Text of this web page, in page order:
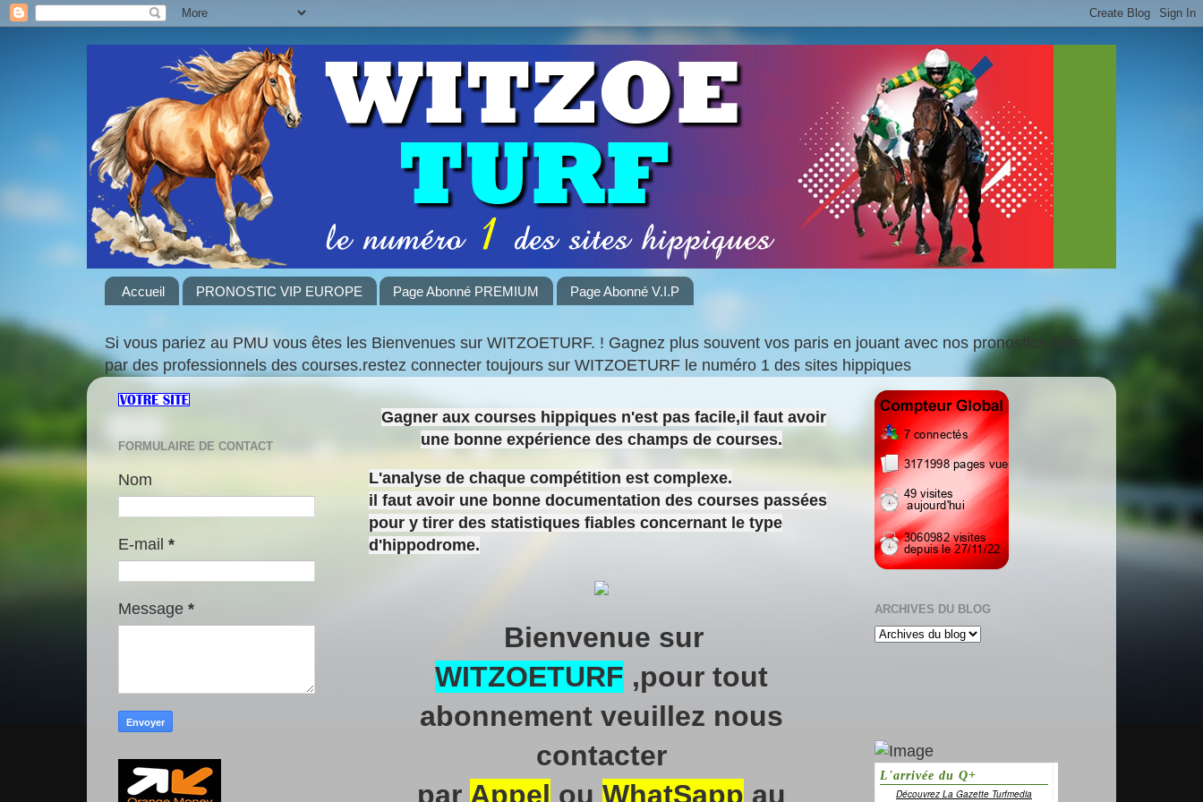
Accueil PRONOSTIC VIP EUROPE Page Abonné PREMIUM Page Abonné V.I.P
Si vous pariez au PMU vous êtes les Bienvenues sur WITZOETURF. ! Gagnez plus souvent vos paris en jouant avec nos pronostics faits
par des professionnels des courses.restez connecter toujours sur WITZOETURF le numéro 1 des sites hippiques
Gagner aux courses hippiques n'est pas facile,il faut avoir
une bonne expérience des champs de courses.
L'analyse de chaque compétition est complexe.
il faut avoir une bonne documentation des courses passées
pour y tirer des statistiques fiables concernant le type
d'hippodrome.
Bienvenue sur
WITZOETURF ,pour tout
abonnement veuillez nous
contacter
par Appel ou WhatSapp au
FORMULAIRE DE CONTACT
Nom
E-mail *
Message * ARCHIVES DU BLOG